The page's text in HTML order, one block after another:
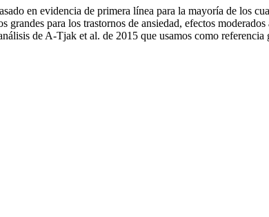
en evidencia de primera línea para la mayoría de los
para los trastornos de ansiedad, efectos
de A-Tjak et al. de 2015 que usamos como